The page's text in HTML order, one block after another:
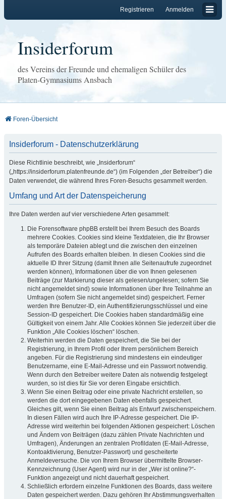
Anmelden
Registrieren
Insiderforum
des Vereins der Freunde und ehemaligen Schüler des
Platen-Gymnasiums Ansbach
Foren-Übersicht
Insiderforum - Datenschutzerklärung
Diese Richtlinie beschreibt, wie „Insiderforum“
(„https://insiderforum.platenfreunde.de“) (im Folgenden „der Betreiber“) die
Daten verwendet, die während Ihres Foren-Besuchs gesammelt werden.
Umfang und Art der Datenspeicherung
Ihre Daten werden auf vier verschiedene Arten gesammelt:
Die Forensoftware phpBB erstellt bei Ihrem Besuch des Boards
mehrere Cookies. Cookies sind kleine Textdateien, die Ihr Browser
als temporäre Dateien ablegt und die zwischen den einzelnen
Aufrufen des Boards erhalten bleiben. In diesen Cookies sind die
aktuelle ID Ihrer Sitzung (damit Ihnen alle Seitenaufrufe zugeordnet
werden können), Informationen über die von Ihnen gelesenen
Beiträge (zur Markierung dieser als gelesen/ungelesen; sofern Sie
nicht angemeldet sind) sowie Informationen über Ihre Teilnahme an
Umfragen (sofern Sie nicht angemeldet sind) gespeichert. Ferner
werden Ihre Benutzer-ID, ein Authentifizierungsschlüssel und eine
Session-ID gespeichert. Die Cookies haben standardmäßig eine
Gültigkeit von einem Jahr. Alle Cookies können Sie jederzeit über die
Funktion „Alle Cookies löschen“ löschen.
Weiterhin werden die Daten gespeichert, die Sie bei der
Registrierung, in Ihrem Profil oder Ihrem persönlichem Bereich
angeben. Für die Registrierung sind mindestens ein eindeutiger
Benutzername, eine E-Mail-Adresse und ein Passwort notwendig.
Wenn durch den Betreiber weitere Daten als notwendig festgelegt
wurden, so ist dies für Sie vor deren Eingabe ersichtlich.
Wenn Sie einen Beitrag oder eine private Nachricht erstellen, so
werden die dort eingegebenen Daten ebenfalls gespeichert.
Gleiches gilt, wenn Sie einen Beitrag als Entwurf zwischenspeichern.
In diesen Fällen wird auch Ihre IP-Adresse gespeichert. Die IP-
Adresse wird weiterhin bei folgenden Aktionen gespeichert: Löschen
und Ändern von Beiträgen (dazu zählen Private Nachrichten und
Umfragen), Änderungen an zentralen Profildaten (E-Mail-Adresse,
Kontoaktivierung, Benutzer-Passwort) und gescheiterte
Anmeldeversuche. Die von Ihrem Browser übermittelte Browser-
Kennzeichnung (User Agent) wird nur in der „Wer ist online?“-
Funktion angezeigt und nicht dauerhaft gespeichert.
Schließlich erfordern einzelne Funktionen des Boards, dass weitere
Daten gespeichert werden. Dazu gehören Ihr Abstimmungsverhalten